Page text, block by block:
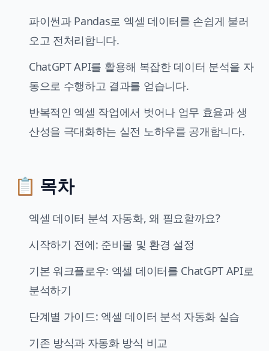
파이썬과 Pandas로 엑셀 데이터를 손쉽게 불러
오고 전처리합니다.
ChatGPT API를 활용해 복잡한 데이터 분석을 자
동으로 수행하고 결과를 얻습니다.
반복적인 엑셀 작업에서 벗어나 업무 효율과 생
산성을 극대화하는 실전 노하우를 공개합니다.
📋 목차
엑셀 데이터 분석 자동화, 왜 필요할까요?
시작하기 전에: 준비물 및 환경 설정
기본 워크플로우: 엑셀 데이터를 ChatGPT API로
분석하기
단계별 가이드: 엑셀 데이터 분석 자동화 실습
기존 방식과 자동화 방식 비교